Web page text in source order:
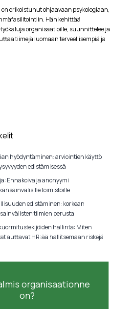
on erikoistunut ohjaavaan psykologiaan,
Hän kehittää
organisaatioille, suunnittelee ja
tiimejä luomaan terveellisempiä ja
hyödyntäminen: arviointien käyttö
edistämisessä
Ennakoiva ja anonyymi
toimistoille
edistäminen: korkean
tiimien perusta
hallinta: Miten
auttavat HR:ää hallitsemaan riskejä
organisaationne
on?